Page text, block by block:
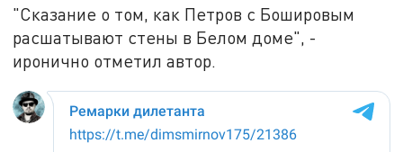
"Сказание о том, как Петров с Бошировым
расшатывают стены в Белом доме", -
иронично отметил автор.